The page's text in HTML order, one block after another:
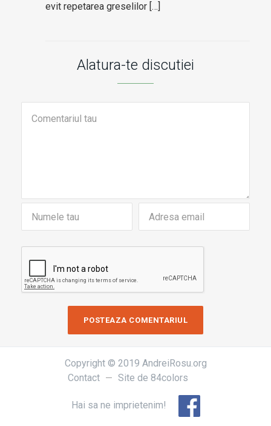
evit repetarea greselilor […]
Alatura-te discutiei
Copyright © 2019 AndreiRosu.org
Contact
Site de 84colors
Hai sa ne imprietenim!